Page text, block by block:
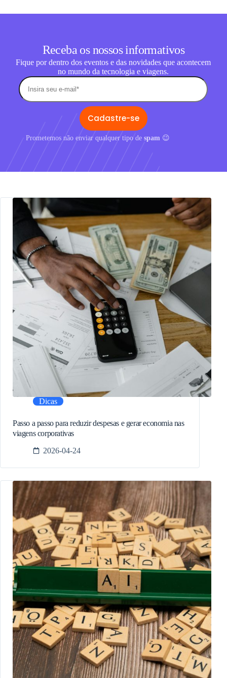
Receba os nossos informativos
Fique por dentro dos eventos e das novidades que acontecem
no mundo da tecnologia e viagens.
Prometemos não enviar qualquer tipo de spam😉
Dicas
Passo a passo para reduzir despesas e gerar economia nas
viagens corporativas
2026-04-24